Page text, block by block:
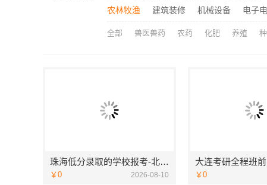
推荐 楼梯间匠心制
农林牧渔
建筑装修 机械设备 电子
全部 兽医兽药 农药 化肥 养殖
珠海低分录取的学校报考-北京理工大学珠海学院继教院
￥0 2026-08-10 ￥0